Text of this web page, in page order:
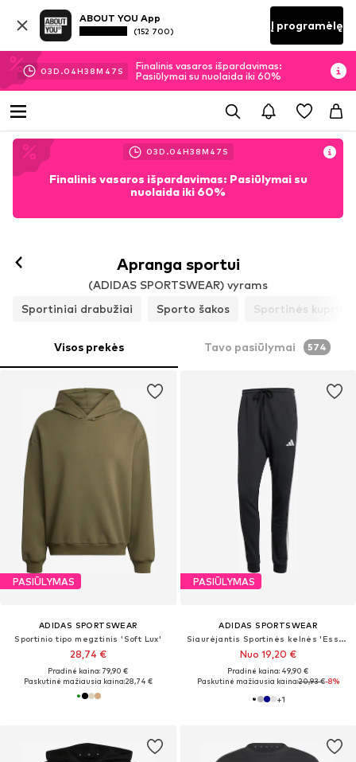
ABOUT YOU App
(152 700) Į programėlę
03D.04H38M 45 S
Finalinis vasaros išpardavimas:
Pasiūlymai su nuolaida iki 60%
03D.04H38M 45 S
Finalinis vasaros išpardavimas: Pasiūlymai su
nuolaida iki 60%
Apranga sportui
(ADIDAS SPORTSWEAR) vyrams
Sportiniai drabužiai
Sporto šakos Sportinės
Visos prekės Tavo pasiūlymai 574
PASIŪLYMAS
ADIDAS SPORTSWEAR
Sportinio tipo megztinis 'Soft Lux'
28,74 €
Pradinė kaina: 79,90 €
Paskutinė mažiausia kaina:28,74 €
PASIŪLYMAS
ADIDAS SPORTSWEAR
Siaurėjantis Sportinės kelnės 'Essential'
Nuo 19,20 €
Pradinė kaina: 49,90 €
Paskutinė mažiausia kaina:20,93 €-8%
+1